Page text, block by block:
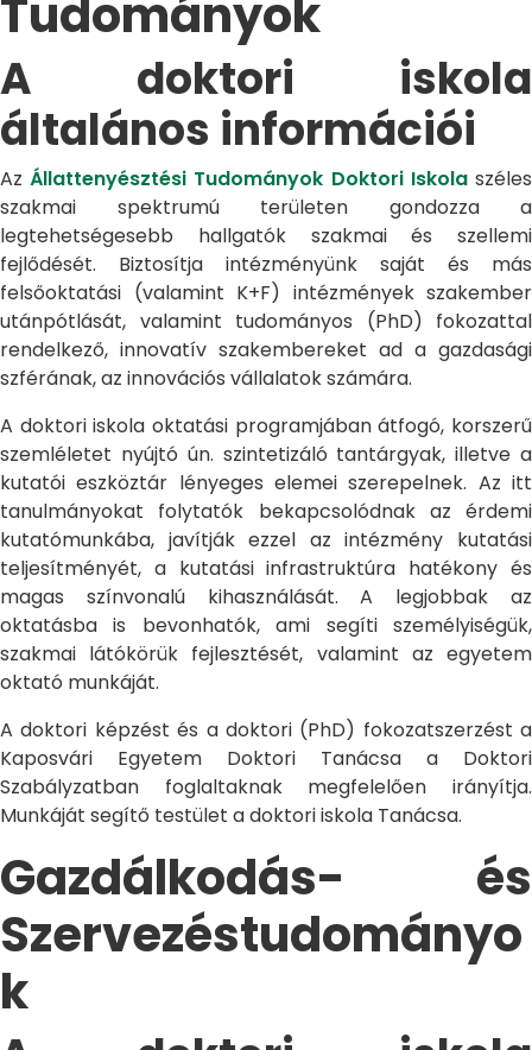
Tudományok
A doktori iskola
általános információi
AzÁllattenyésztési Tudományok Doktori Iskolaszéles
szakmai spektrumú területen gondozza a
legtehetségesebb hallgatók szakmai és szellemi
fejlődését. Biztosítja intézményünk saját és más
felsőoktatási (valamint K+F) intézmények szakember
utánpótlását, valamint tudományos (PhD) fokozattal
rendelkező, innovatív szakembereket ad a gazdasági
szférának, az innovációs vállalatok számára.
A doktori iskola oktatási programjában átfogó, korszerű
szemléletet nyújtó ún. szintetizáló tantárgyak, illetve a
kutatói eszköztár lényeges elemei szerepelnek. Az itt
tanulmányokat folytatók bekapcsolódnak az érdemi
kutatómunkába, javítják ezzel az intézmény kutatási
teljesítményét, a kutatási infrastruktúra hatékony és
magas színvonalú kihasználását. A legjobbak az
oktatásba is bevonhatók, ami segíti személyiségük,
szakmai látókörük fejlesztését, valamint az egyetem
oktató munkáját.
A doktori képzést és a doktori (PhD) fokozatszerzést a
Kaposvári Egyetem Doktori Tanácsa a Doktori
Szabályzatban foglaltaknak megfelelően irányítja.
Munkáját segítő testület a doktori iskola Tanácsa.
Gazdálkodás- és
Szervezéstudományo
k